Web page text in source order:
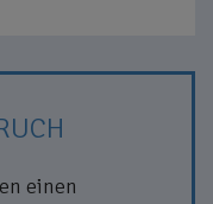
einen